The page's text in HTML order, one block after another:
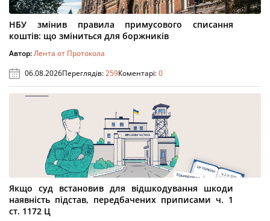
НБУ змінив правила примусового списання
коштів: що зміниться для боржників
Автор:Лента от Протокола
06.08.2026Переглядів:259Коментарі:0
Якщо суд встановив для відшкодування шкоди
наявність підстав, передбачених приписами ч. 1
ст. 1172 Ц